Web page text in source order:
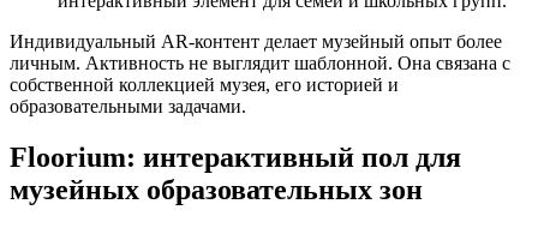
Индивидуальный AR-контент делает музейный опыт более
личным. Активность не выглядит шаблонной. Она связана с
собственной коллекцией музея, его историей и
образовательными задачами.
Floorium: интерактивный пол для
музейных образовательных зон